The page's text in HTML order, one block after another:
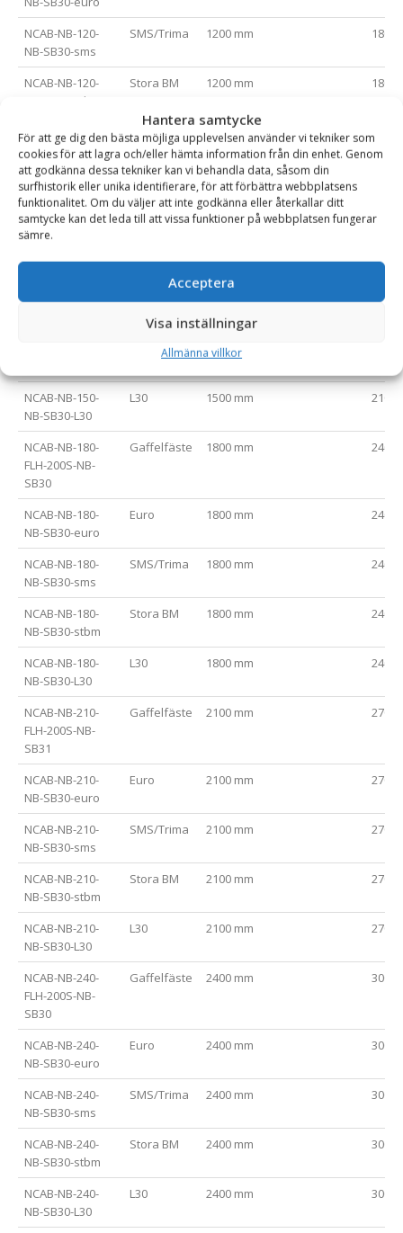
Hantera samtycke
För att ge dig den bästa möjliga upplevelsen använder vi tekniker som
cookies för att lagra och/eller hämta information från din enhet. Genom
att godkänna dessa tekniker kan vi behandla data, såsom din
surfhistorik eller unika identifierare, för att förbättra webbplatsens
funktionalitet. Om du väljer att inte godkänna eller återkallar ditt
samtycke kan det leda till att vissa funktioner på webbplatsen fungerar
sämre.
Acceptera
Visa inställningar
Allmänna villkor
NCAB-NB-120-
NB-SB30-sms
SMS/Trima 1200 mm 1800
NCAB-NB-120-
NB-SB30-stbm
Stora BM 1200 mm 1800
NCAB-NB-120-
NB-SB30-L30
L30 1200 mm 1800
NCAB-NB-150-
FLH-200S-NB-
SB30
Gaffelfäste 1500 mm
NB-SB30-euro
NCAB-NB-150-
SMS/Trima 1500 mm 2100
Stora BM 1500 mm
NCAB-NB-150-
NB-SB30-L30
L30 1500 mm 2100
NCAB-NB-180-
FLH-200S-NB-
SB30
Gaffelfäste 1800 mm 2400
NCAB-NB-180-
NB-SB30-euro
Euro 1800 mm 2400
NCAB-NB-180-
NB-SB30-sms
SMS/Trima 1800 mm 2400
NCAB-NB-180-
NB-SB30-stbm
Stora BM 1800 mm 2400
NCAB-NB-180-
NB-SB30-L30
L30 1800 mm 2400
NCAB-NB-210-
FLH-200S-NB-
SB31
Gaffelfäste 2100 mm 2700
NCAB-NB-210-
NB-SB30-euro
Euro 2100 mm 2700
NCAB-NB-210-
NB-SB30-sms
SMS/Trima 2100 mm 2700
NCAB-NB-210-
NB-SB30-stbm
Stora BM 2100 mm 2700
NCAB-NB-210-
NB-SB30-L30
L30 2100 mm 2700
NCAB-NB-240-
FLH-200S-NB-
SB30
Gaffelfäste 2400 mm 3000
NCAB-NB-240-
NB-SB30-euro
Euro 2400 mm 3000
NCAB-NB-240-
NB-SB30-sms
SMS/Trima 2400 mm 3000
NCAB-NB-240-
NB-SB30-stbm
Stora BM 2400 mm 3000
NCAB-NB-240-
NB-SB30-L30
L30 2400 mm 3000